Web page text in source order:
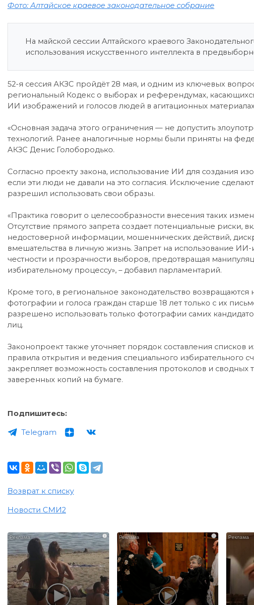
Фото: Алтайское краевое законодательное собрание
На майской сессии Алтайского краевого
использования искусственного интеллекта в
52-я сессия АКЗС пройдёт 28 мая, и одним из ключевых
региональный Кодекс о выборах и референдумах,
ИИ изображений и голосов людей в агитационных
«Основная задача этого ограничения — не допустить
технологий. Ранее аналогичные нормы были приняты на
АКЗС Денис Голобородько.
Согласно проекту закона, использование ИИ для создания
если эти люди не давали на это согласия. Исключение
разрешил использовать свои образы.
«Практика говорит о целесообразности внесения таких
Отсутствие прямого запрета создает потенциальные риски,
недостоверной информации, мошеннических действий,
вмешательства в личную жизнь. Запрет на использование
честности и прозрачности выборов, предотвращая
избирательному процессу», – добавил парламентарий.
Кроме того, в региональное законодательство
фотографии и голоса граждан старше 18 лет только с их
разрешено использовать только фотографии самих
лиц.
Законопроект также уточняет порядок составления списков
правила открытия и ведения специального избирательного
закрепляет возможность составления протоколов и сводных
заверенных копий на бумаге.
Подпишитесь:
Telegram
Возврат к списку
Новости СМИ2
i i